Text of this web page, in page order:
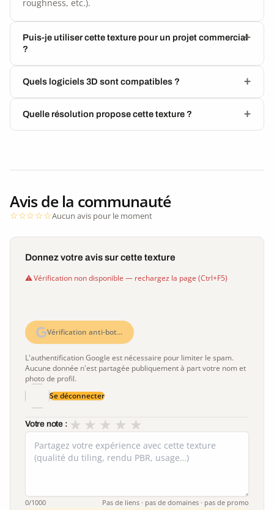
roughness, etc.).
Puis-je utiliser cette texture pour un projet commercial
?
Quels logiciels 3D sont compatibles ?
Quelle résolution propose cette texture ?
Avis de la communauté
Aucun avis pour le moment
Donnez votre avis sur cette texture
Vérification non disponible — rechargez la page (Ctrl+F5)
Vérification anti-bot…
L'authentification Google est nécessaire pour limiter le spam.
Aucune donnée n'est partagée publiquement à part votre nom et
photo de profil.
Se déconnecter
Votre note : ★
★
★
★
★
0/1000 Pas de liens · pas de domaines · pas de promo